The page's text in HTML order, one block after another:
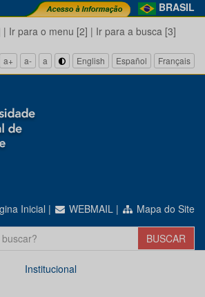
BRASIL
| Ir para o menu [2] | Ir para a busca [3]
a+ a- a English Español Français
Inicial | WEBMAIL | Mapa do Site
Institucional